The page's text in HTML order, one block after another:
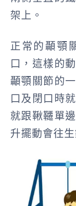
架上。
正常的顳顎
口，這樣的
顳顎關節的
口及閉口時
就跟鞦韆單
升擺動會往